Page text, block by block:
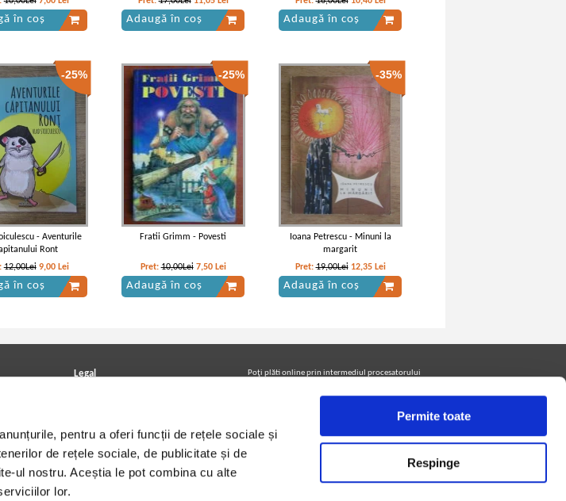
pentru a oferi funcții de rețele sociale și
de rețele sociale, de publicitate și de
ul nostru. Aceștia le pot combina cu alte
lor.
Permite toate
Respinge
în coș Adaugă în coș Adaugă în coș
-25%
- Aventurile
Ront
12,00Lei 9,00 Lei
în coș
-25%
Fratii Grimm - Povesti
Pret:10,00Lei 7,50 Lei
Adaugă în coș
-35%
Ioana Petrescu - Minuni la
margarit
Pret:19,00Lei 12,35 Lei
Adaugă în coș
Legal
Termeni si conditii
Utilizare cookie-uri
Poţi plăti online prin intermediul procesatorului
Urmăreşte-ne pe facebook pentru a fi la curent cu